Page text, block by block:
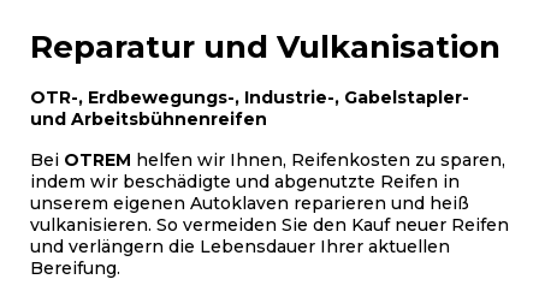
Reparatur und Vulkanisation
OTR-, Erdbewegungs-, Industrie-, Gabelstapler-
und Arbeitsbühnenreifen
Bei OTREM helfen wir Ihnen, Reifenkosten zu sparen,
indem wir beschädigte und abgenutzte Reifen in
unserem eigenen Autoklaven reparieren und heiß
vulkanisieren. So vermeiden Sie den Kauf neuer Reifen
und verlängern die Lebensdauer Ihrer aktuellen
Bereifung.